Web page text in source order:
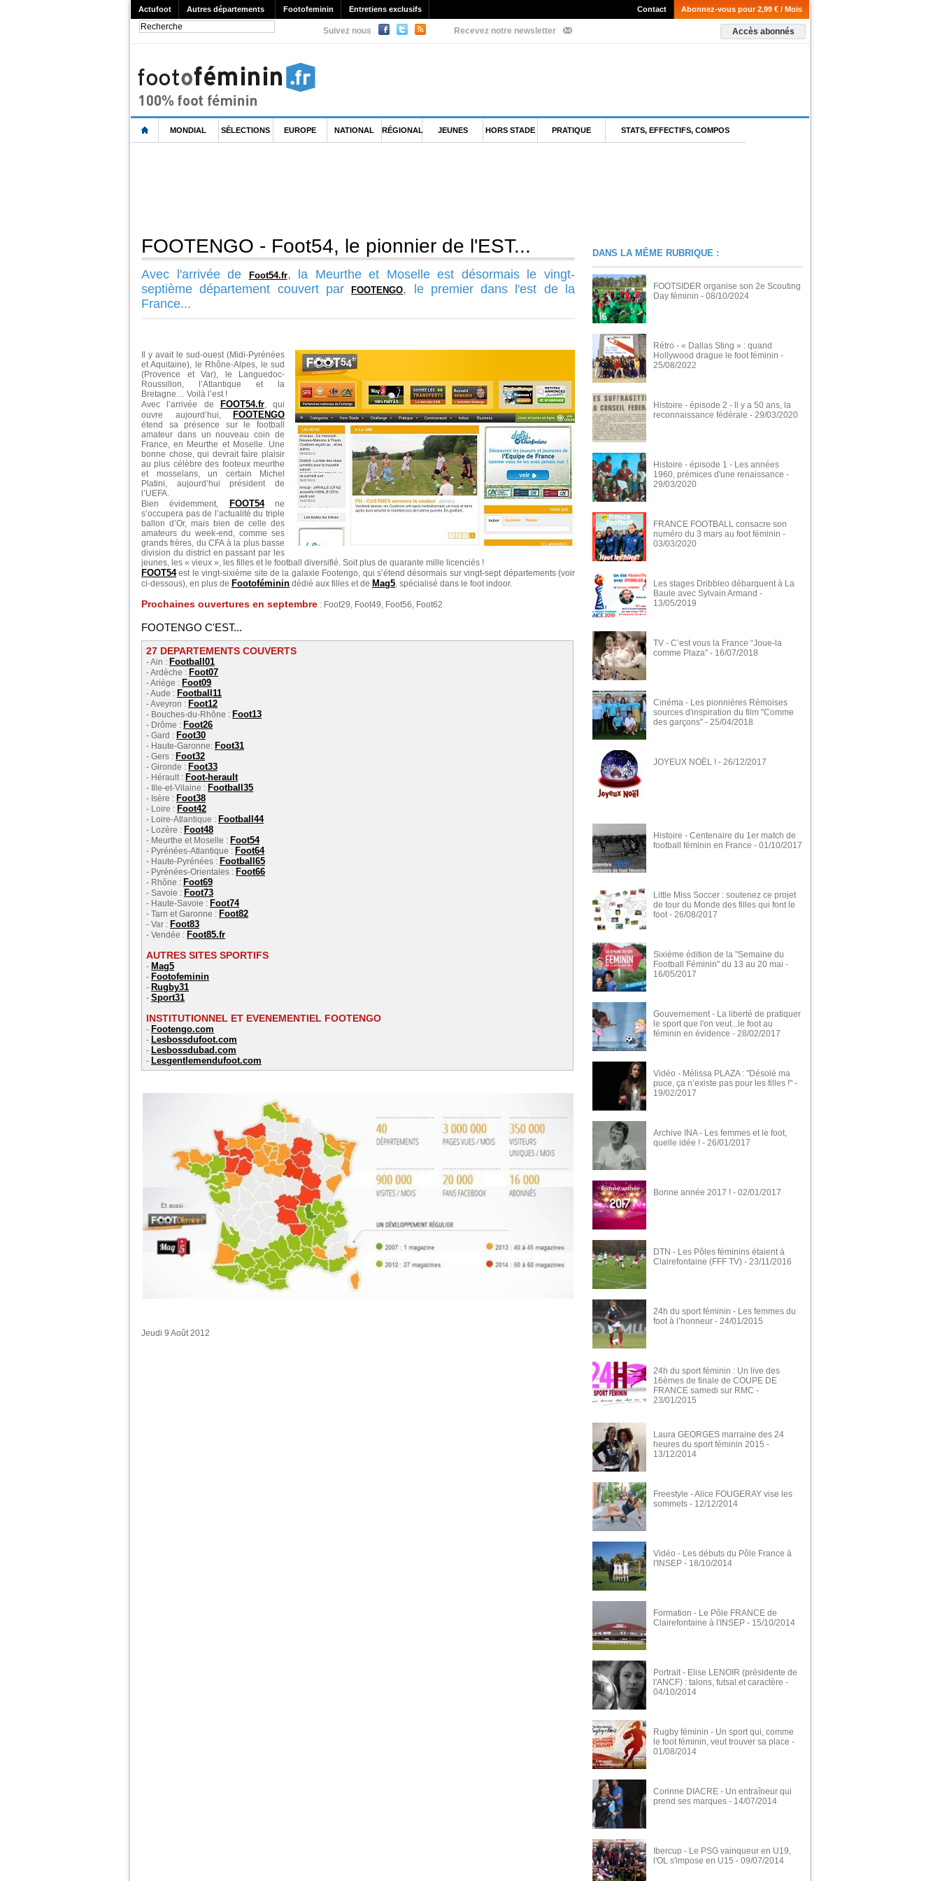
Actufoot Autres départements Footofeminin Entretiens exclusifs Abonnez-vous pour 2,99 € / Mois
Contact
Suivez nous Recevez notre newsletter Accès abonnés
MONDIAL SÉLECTIONS EUROPE NATIONAL RÉGIONAL JEUNES HORS STADE PRATIQUE STATS, EFFECTIFS, COMPOS
FOOTENGO - Foot54, le pionnier de l'EST...
Avec l'arrivée de Foot54.fr, la Meurthe et Moselle est désormais le vingt-
septième département couvert parFOOTENGO, le premier dans l'est de la
France...
Il y avait le sud-ouest (Midi-Pyrénées
et Aquitaine), le Rhône-Alpes, le sud
(Provence et Var), le Languedoc-
Roussillon, l’Atlantique et la
Bretagne… Voilà l’est !
Avec l’arrivée de
FOOT54.fr, qui
ouvre aujourd’hui,
FOOTENGO
étend sa présence sur le football
amateur dans un nouveau coin de
France, en Meurthe et Moselle. Une
bonne chose, qui devrait faire plaisir
au plus célèbre des footeux meurthe
et mosselans, un certain Michel
Platini, aujourd’hui président de
l’UEFA.
Bien évidemment,
FOOT54ne
s’occupera pas de l’actualité du triple
ballon d’Or, mais bien de celle des
amateurs du week-end, comme ses
grands frères, du CFA à la plus basse
division du district en passant par les
jeunes, les « vieux », les filles et le football diversifié. Soit plus de quarante mille licenciés !
FOOT54est le vingt-sixième site de la galaxie Footengo, qui s’étend désormais sur vingt-sept départements (voir
ci-dessous), en plus de Footoféminin dédié aux filles et de Mag5, spécialisé dans le foot indoor.
Prochaines ouvertures en septembre : Foot29, Foot49, Foot56, Foot62
FOOTENGO C'EST...
27 DEPARTEMENTS COUVERTS
- Ain : Football01
- Ardèche : Foot07
- Ariège : Foot09
- Aude : Football11
- Aveyron : Foot12
- Bouches-du-Rhône : Foot13
- Drôme : Foot26
- Gard : Foot30
- Haute-Garonne: Foot31
- Gers : Foot32
- Gironde : Foot33
- Hérault : Foot-herault
- Ille-et-Vilaine : Football35
- Isère : Foot38
- Loire : Foot42
- Loire-Atlantique : Football44
- Lozère : Foot48
- Meurthe et Moselle : Foot54
- Pyrénées-Atlantique : Foot64
- Haute-Pyrénées : Football65
- Pyrénées-Orientales : Foot66
- Rhône : Foot69
- Savoie : Foot73
- Haute-Savoie : Foot74
- Tarn et Garonne : Foot82
- Var : Foot83
- Vendée : Foot85.fr
AUTRES SITES SPORTIFS
- Mag5
- Footofeminin
- Rugby31
- Sport31
INSTITUTIONNEL ET EVENEMENTIEL FOOTENGO
- Footengo.com
- Lesbossdufoot.com
- Lesbossdubad.com
- Lesgentlemendufoot.com
Jeudi 9 Août 2012
DANS LA MÊME RUBRIQUE :
FOOTSIDER organise son 2e Scouting
Day féminin - 08/10/2024
Rétro - « Dallas Sting » : quand
Hollywood drague le foot féminin -
25/08/2022
Histoire - épisode 2 - ll y a 50 ans, la
reconnaissance fédérale - 29/03/2020
Histoire - épisode 1 - Les années
1960, prémices d'une renaissance -
29/03/2020
FRANCE FOOTBALL consacre son
numéro du 3 mars au foot féminin -
03/03/2020
Les stages Dribbleo débarquent à La
Baule avec Sylvain Armand -
13/05/2019
TV - C’est vous la France “Joue-la
comme Plaza” - 16/07/2018
Cinéma - Les pionnières Rémoises
sources d'inspiration du film "Comme
des garçons" - 25/04/2018
JOYEUX NOËL ! - 26/12/2017
Histoire - Centenaire du 1er match de
football féminin en France - 01/10/2017
Little Miss Soccer : soutenez ce projet
de tour du Monde des filles qui font le
foot - 26/08/2017
Sixième édition de la "Semaine du
Football Féminin" du 13 au 20 mai -
16/05/2017
Gouvernement - La liberté de pratiquer
le sport que l'on veut...le foot au
féminin en évidence - 28/02/2017
Vidéo - Mélissa PLAZA : "Désolé ma
puce, ça n’existe pas pour les filles !" -
19/02/2017
Archive INA - Les femmes et le foot,
quelle idée ! - 26/01/2017
Bonne année 2017 ! - 02/01/2017
DTN - Les Pôles féminins étaient à
Clairefontaine (FFF TV) - 23/11/2016
24h du sport féminin - Les femmes du
foot à l’honneur - 24/01/2015
24h du sport féminin : Un live des
16èmes de finale de COUPE DE
FRANCE samedi sur RMC -
23/01/2015
Laura GEORGES marraine des 24
heures du sport féminin 2015 -
13/12/2014
Freestyle - Alice FOUGERAY vise les
sommets - 12/12/2014
Vidéo - Les débuts du Pôle France à
l'INSEP - 18/10/2014
Formation - Le Pôle FRANCE de
Clairefontaine à l'INSEP - 15/10/2014
Portrait - Elise LENOIR (présidente de
l'ANCF) : talons, futsal et caractère -
04/10/2014
Rugby féminin - Un sport qui, comme
le foot féminin, veut trouver sa place -
01/08/2014
Corinne DIACRE - Un entraîneur qui
prend ses marques - 14/07/2014
Ibercup - Le PSG vainqueur en U19,
l'OL s'impose en U15 - 09/07/2014